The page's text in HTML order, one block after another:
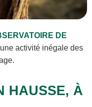
DE
activité inégale des
HAUSSE, À